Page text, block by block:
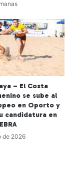
– El Costa
se sube al
en Oporto y
candidatura en
de 2026